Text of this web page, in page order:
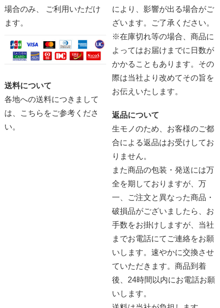
場合のみ、 ご利用いただけ
ます。
送料について
各地への送料につきまして
は、
こちらをご参考くださ
い。
により、影響が出る場合がご
ざいます。ご了承ください。
※在庫切れ等の場合、商品に
よってはお届けまでに日数が
かかることもあります。その
際は当社より改めてその旨を
お伝えいたします。
返品について
生モノのため、お客様のご都
合による返品はお受けしてお
りません。
また商品の包装・発送には万
全を期しておりますが、万
一、ご注文と異なった商品・
破損品がございましたら、お
手数をお掛けしますが、当社
までお電話にてご連絡をお願
いします。速やかに交換させ
ていただきます。商品到着
後、24時間以内にお電話お願
いします。